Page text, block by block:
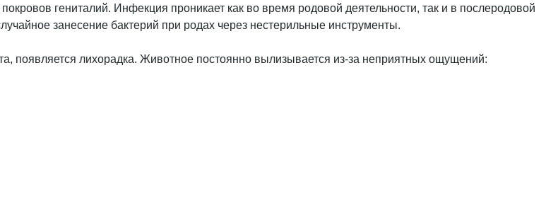
гениталий. Инфекция проникает как во время родовой деятельности, так и в послеродовой
занесение бактерий при родах через нестерильные инструменты.
появляется лихорадка. Животное постоянно вылизывается из-за неприятных ощущений: